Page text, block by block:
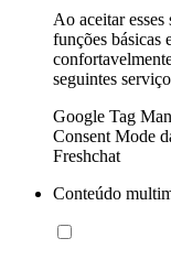
Ao aceitar
funções básicas
seguintes
Google Tag
Consent Mode
Freshchat
Conteúdo